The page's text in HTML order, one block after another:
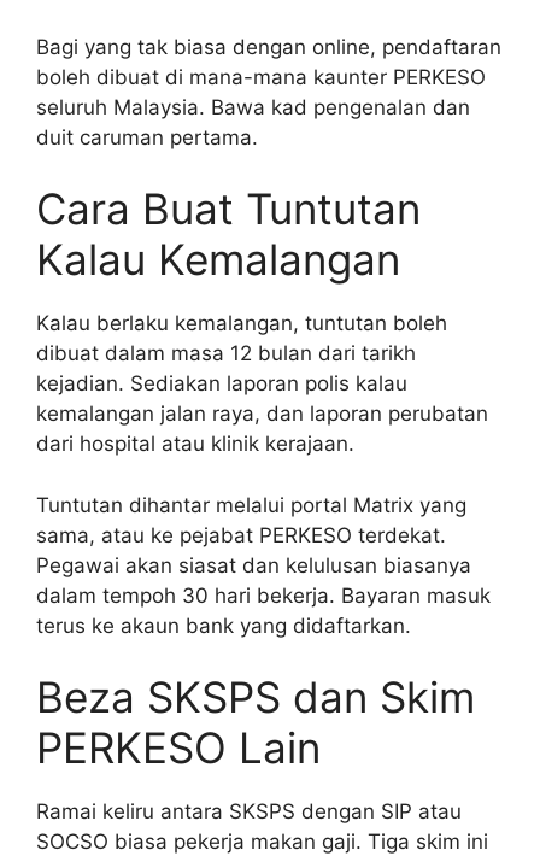
Bagi yang tak biasa dengan online, pendaftaran
boleh dibuat di mana-mana kaunter PERKESO
seluruh Malaysia. Bawa kad pengenalan dan
duit caruman pertama.
Cara Buat Tuntutan
Kalau Kemalangan
Kalau berlaku kemalangan, tuntutan boleh
dibuat dalam masa 12 bulan dari tarikh
kejadian. Sediakan laporan polis kalau
kemalangan jalan raya, dan laporan perubatan
dari hospital atau klinik kerajaan.
Tuntutan dihantar melalui portal Matrix yang
sama, atau ke pejabat PERKESO terdekat.
Pegawai akan siasat dan kelulusan biasanya
dalam tempoh 30 hari bekerja. Bayaran masuk
terus ke akaun bank yang didaftarkan.
Beza SKSPS dan Skim
PERKESO Lain
Ramai keliru antara SKSPS dengan SIP atau
SOCSO biasa pekerja makan gaji. Tiga skim ini